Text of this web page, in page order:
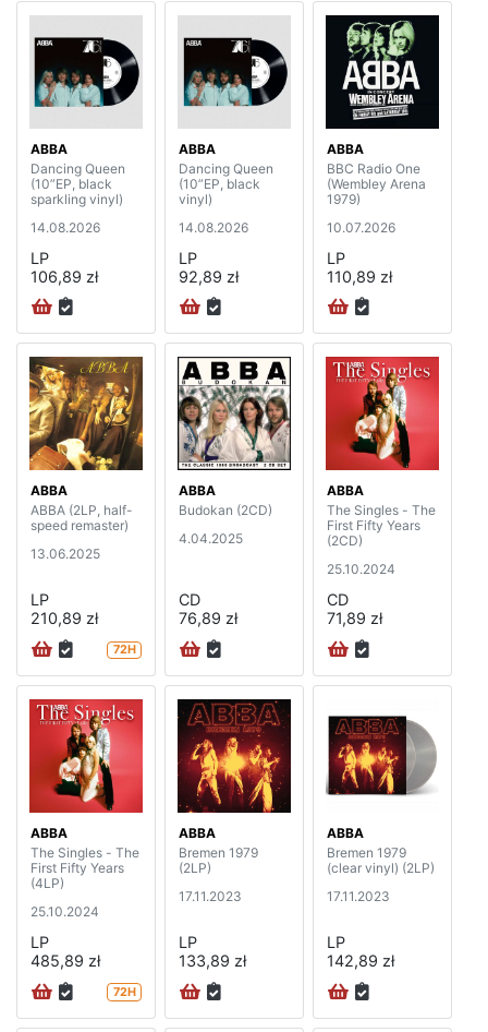
ABBA
Dancing Queen
(10”EP, black
sparkling vinyl)
14.08.2026
LP
106,89 zł
ABBA
Dancing Queen
(10”EP, black
vinyl)
14.08.2026
LP
92,89 zł
ABBA
BBC Radio One
(Wembley Arena
1979)
10.07.2026
LP
110,89 zł
ABBA
ABBA (2LP, half-
speed remaster)
13.06.2025
LP
210,89 zł
72H
ABBA
Budokan (2CD)
4.04.2025
CD
76,89 zł
ABBA
The Singles - The
First Fifty Years
(2CD)
25.10.2024
CD
71,89 zł
ABBA
The Singles - The
First Fifty Years
(4LP)
25.10.2024
LP
485,89 zł
72H
ABBA
Bremen 1979
(2LP)
17.11.2023
LP
133,89 zł
ABBA
Bremen 1979
(clear vinyl) (2LP)
17.11.2023
LP
142,89 zł